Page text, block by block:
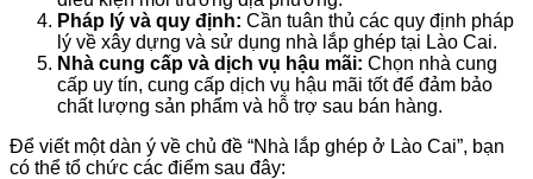
Pháp lý và quy định: Cần tuân thủ các quy định pháp
lý về xây dựng và sử dụng nhà lắp ghép tại Lào Cai.
Nhà cung cấp và dịch vụ hậu mãi: Chọn nhà cung
cấp uy tín, cung cấp dịch vụ hậu mãi tốt để đảm bảo
chất lượng sản phẩm và hỗ trợ sau bán hàng.
Để viết một dàn ý về chủ đề “Nhà lắp ghép ở Lào Cai”, bạn
có thể tổ chức các điểm sau đây: